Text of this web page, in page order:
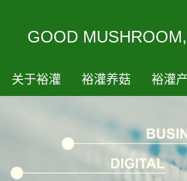
关于裕灌 裕灌养菇 裕灌